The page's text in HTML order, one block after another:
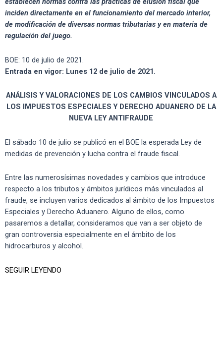
inciden directamente en el funcionamiento del mercado interior,
de modificación de diversas normas tributarias y en materia de
regulación del juego.
BOE: 10 de julio de 2021.
Entrada en vigor: Lunes 12 de julio de 2021.
ANÁLISIS Y VALORACIONES DE LOS CAMBIOS VINCULADOS A
LOS IMPUESTOS ESPECIALES Y DERECHO ADUANERO DE LA
NUEVA LEY ANTIFRAUDE
El sábado 10 de julio se publicó en el BOE la esperada Ley de
medidas de prevención y lucha contra el fraude fiscal.
Entre las numerosísimas novedades y cambios que introduce
respecto a los tributos y ámbitos jurídicos más vinculados al
fraude, se incluyen varios dedicados al ámbito de los Impuestos
Especiales y Derecho Aduanero. Alguno de ellos, como
pasaremos a detallar, consideramos que van a ser objeto de
gran controversia especialmente en el ámbito de los
hidrocarburos y alcohol.
SEGUIR LEYENDO